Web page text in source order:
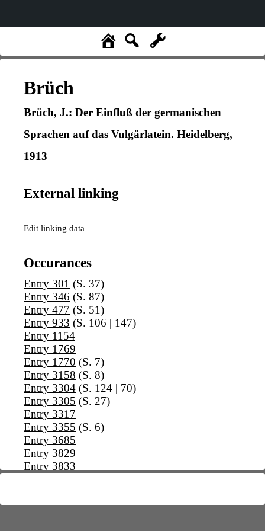
Brüch
Brüch, J.: Der Einfluß der germanischen
Sprachen auf das Vulgärlatein. Heidelberg,
1913
External linking
Edit linking data
Occurances
Entry 301 (S. 37)
Entry 346 (S. 87)
Entry 477 (S. 51)
Entry 933 (S. 106 | 147)
Entry 1154
Entry 1769
Entry 1770 (S. 7)
Entry 3158 (S. 8)
Entry 3304 (S. 124 | 70)
Entry 3305 (S. 27)
Entry 3317
Entry 3355 (S. 6)
Entry 3685
Entry 3829
Entry 3833
Entry 5471a(S. 17)